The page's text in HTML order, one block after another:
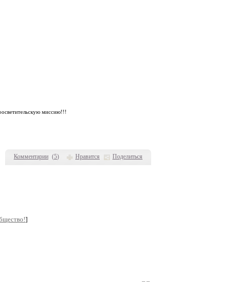
Комментарии (5) Нравится Поделиться
миссию!!!
]